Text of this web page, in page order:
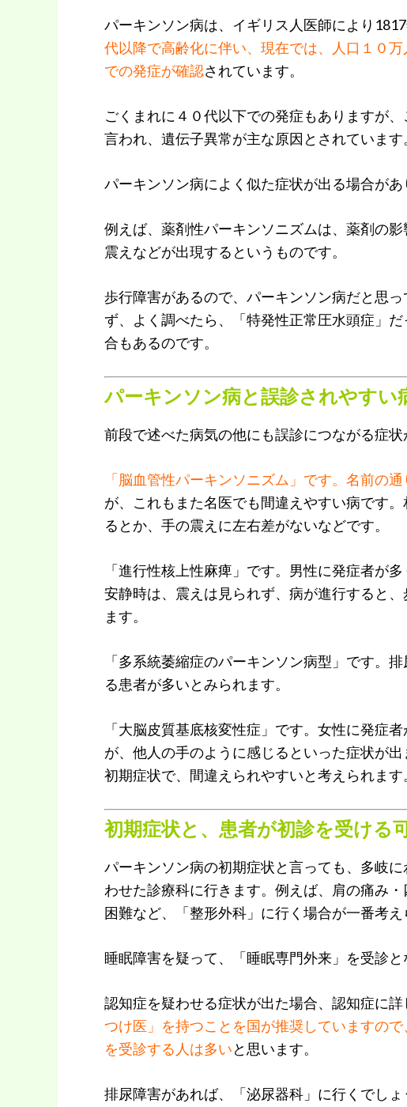
パーキンソン病は、イギリス人医師により1817
代以降で高齢化に伴い、現在では、人口１０
での発症が確認されています。
ごくまれに４０代以下での発症もありますが
言われ、遺伝子異常が主な原因とされています
パーキンソン病によく似た症状が出る場合があ
例えば、薬剤性パーキンソニズムは、薬剤の
震えなどが出現するというものです。
歩行障害があるので、パーキンソン病だと思
ず、よく調べたら、「特発性正常圧水頭症」
合もあるのです。
パーキンソン病と誤診されやすい
前段で述べた病気の他にも誤診につながる症状
「脳血管性パーキンソニズム」です。名前の
が、これもまた名医でも間違えやすい病です
るとか、手の震えに左右差がないなどです。
「進行性核上性麻痺」です。男性に発症者が
安静時は、震えは見られず、病が進行すると
ます。
「多系統萎縮症のパーキンソン病型」です。
る患者が多いとみられます。
「大脳皮質基底核変性症」です。女性に発症
が、他人の手のように感じるといった症状が
初期症状で、間違えられやすいと考えられます
初期症状と、患者が初診を受ける
パーキンソン病の初期症状と言っても、多岐
わせた診療科に行きます。例えば、肩の痛み
困難など、「整形外科」に行く場合が一番考え
睡眠障害を疑って、「睡眠専門外来」を受診と
認知症を疑わせる症状が出た場合、認知症に詳
つけ医」を持つことを国が推奨していますの
を受診する人は多いと思います。
排尿障害があれば、「泌尿器科」に行くでし